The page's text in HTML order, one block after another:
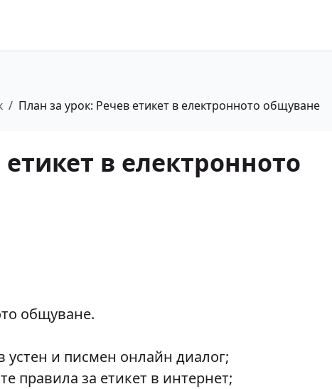
/ План за урок: Речев етикет в електронното общуване
в електронното
общуване.
устен и писмен онлайн диалог;
правила за етикет в интернет;